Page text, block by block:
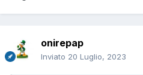
onirepap
Inviato 20 Luglio, 2023